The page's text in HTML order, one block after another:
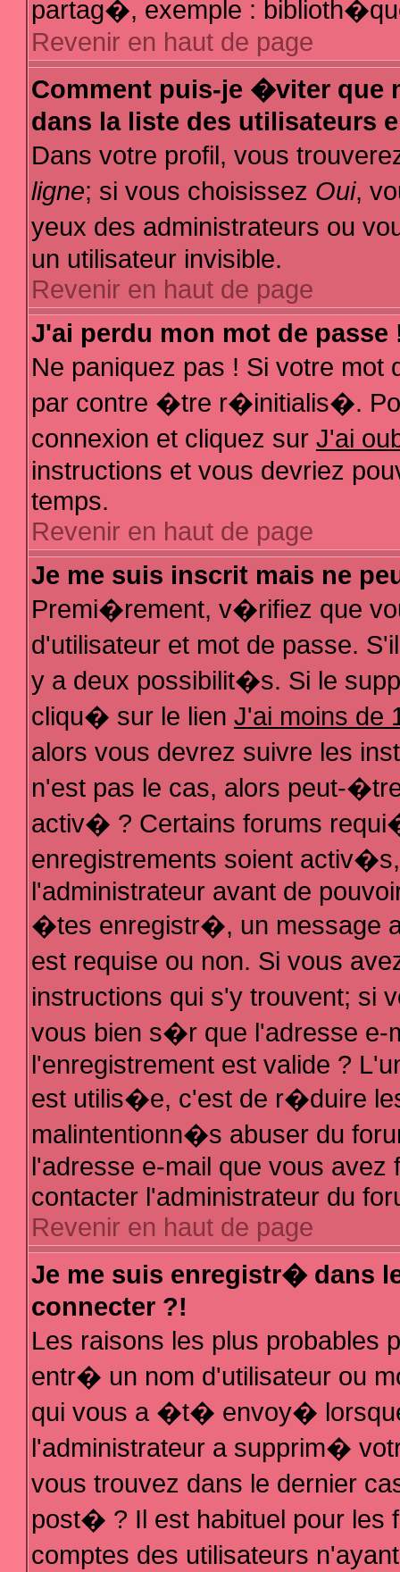
partag�, exemple :
Revenir en haut de page
Comment puis-je �viter que
dans la liste des utilisateurs
Dans votre profil, vous
ligne; si vous choisissez Oui,
yeux des administrateurs ou
un utilisateur invisible.
Revenir en haut de page
J'ai perdu mon mot de passe
Ne paniquez pas ! Si votre
par contre �tre r�initialis�.
connexion et cliquez sur J'ai
instructions et vous devriez
temps.
Revenir en haut de page
Je me suis inscrit mais ne
Premi�rement, v�rifiez que
d'utilisateur et mot de passe.
y a deux possibilit�s. Si le
cliqu� sur le lien J'ai moins de
alors vous devrez suivre les
n'est pas le cas, alors peut-
activ� ? Certains forums
enregistrements soient
l'administrateur avant de
�tes enregistr�, un message
est requise ou non. Si vous
instructions qui s'y trouvent;
vous bien s�r que l'adresse e-
l'enregistrement est valide ?
est utilis�e, c'est de r�duire
malintentionn�s abuser du
l'adresse e-mail que vous
contacter l'administrateur du
Revenir en haut de page
Je me suis enregistr� dans
connecter ?!
Les raisons les plus probables
entr� un nom d'utilisateur ou
qui vous a �t� envoy�
l'administrateur a supprim�
vous trouvez dans le dernier
post� ? Il est habituel pour les
comptes des utilisateurs